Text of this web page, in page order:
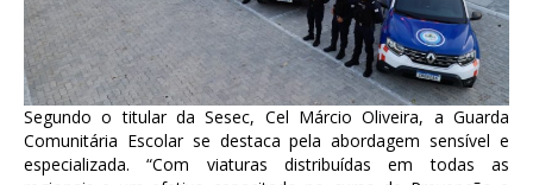
Segundo o titular da Sesec, Cel Márcio Oliveira, a Guarda
Comunitária Escolar se destaca pela abordagem sensível e
especializada. “Com viaturas distribuídas em todas as